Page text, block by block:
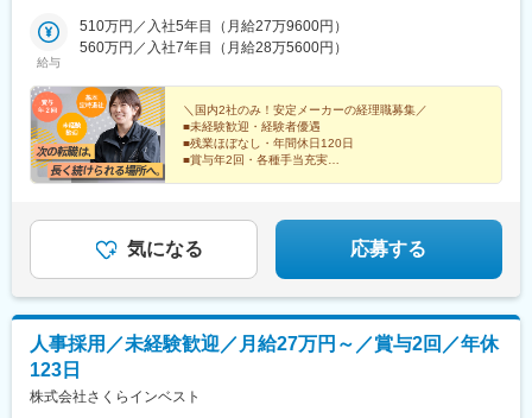
給与
510万円／入社5年目（月給27万9600円）
560万円／入社7年目（月給28万5600円）
＼国内2社のみ！安定メーカーの経理職募集／
■未経験歓迎・経験者優遇
■残業ほぼなし・年間休日120日
■賞与年2回・各種手当充実
気になる 応募する
人事採用／未経験歓迎／月給27万円～／賞与2回／年休
123日
株式会社さくらインベスト